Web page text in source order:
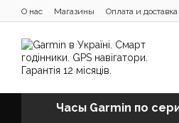
Перейти к основному контенту
О нас Магазины Оплата и доставка
Отзывы о магазине
Блог
Часы Garmin по